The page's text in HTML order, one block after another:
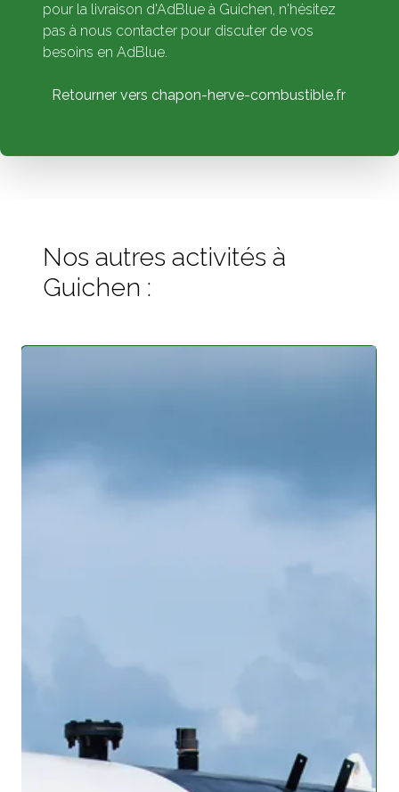
pour la livraison d'AdBlue à Guichen, n'hésitez
pas à nous contacter pour discuter de vos
besoins en AdBlue.
Retourner vers chapon-herve-combustible.fr
Nos autres activités à
Guichen :